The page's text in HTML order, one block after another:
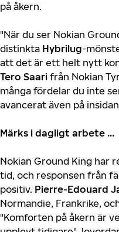
på åkern.
"När du ser Nokian
distinkta Hybrilug-
att det är ett helt nytt
Tero Saari från Nokian
många fördelar du inte
avancerat även på
Märks i dagligt arbete ...
Nokian Ground King har
tid, och responsen från
positiv. Pierre-Edouard
Normandie, Frankrike,
"Komforten på åkern är